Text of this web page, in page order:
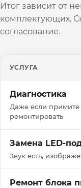
Итог зависит от
комплектующих.
согласование.
УСЛУГА
Диагностика
Даже если
ремонтировать
Замена LED-
Звук есть,
Ремонт блока